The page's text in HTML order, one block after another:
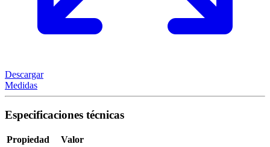
Descargar
Medidas
Especificaciones técnicas
Propiedad
Valor